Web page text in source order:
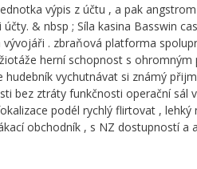
výpis z účtu , a pak
& nbsp ; Síla kasina Basswin
. zbraňová platforma
herní schopnost s ohromným
vychutnávat si známý
bez ztráty funkčnosti operační sál
podél rychlý flirtovat ,
obchodník , s NZ dostupností a